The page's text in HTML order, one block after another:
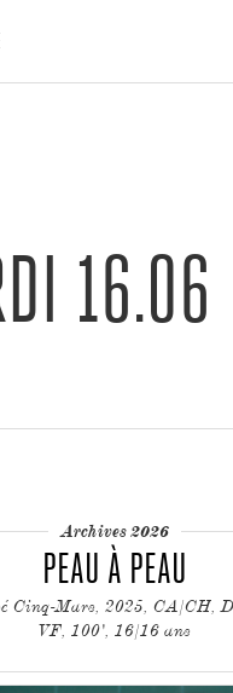
16.06
Archives 2026
PEAU À PEAU
Cinq-Mars, 2025, CA/CH,
VF, 100', 16/16 ans